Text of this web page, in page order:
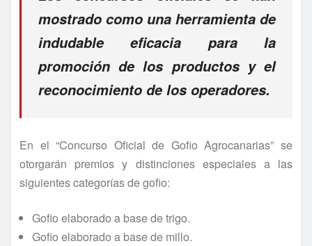
mostrado como una herramienta de
indudable eficacia para la
promoción de los productos y el
reconocimiento de los operadores.
En el “Concurso Oficial de Gofio Agrocanarias” se
otorgarán premios y distinciones especiales a las
siguientes categorías de gofio:
Gofio elaborado a base de trigo.
Gofio elaborado a base de millo.